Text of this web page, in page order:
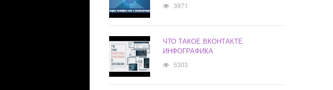
3971
ЧТО ТАКОЕ ВКОНТАКТЕ
ИНФОГРАФИКА
5303